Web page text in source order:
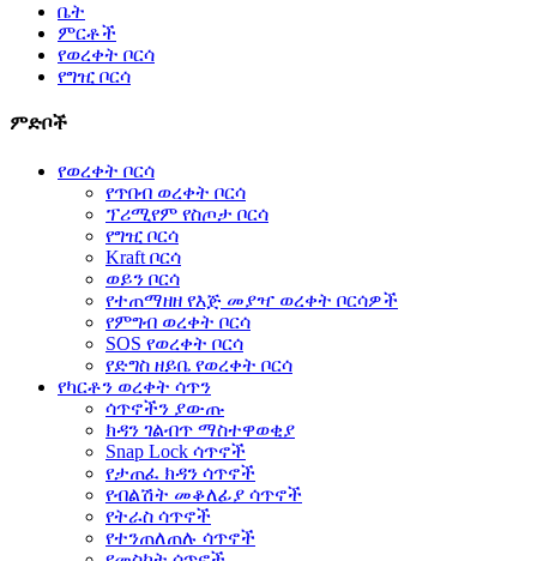
ቤት
ምርቶች
የወረቀት ቦርሳ
የግዢ ቦርሳ
ምድቦች
የወረቀት ቦርሳ
የጥበብ ወረቀት ቦርሳ
ፕሪሚየም የስጦታ ቦርሳ
የግዢ ቦርሳ
Kraft ቦርሳ
ወይን ቦርሳ
የተጠማዘዘ የእጅ መያዣ ወረቀት ቦርሳዎች
የምግብ ወረቀት ቦርሳ
SOS የወረቀት ቦርሳ
የድግስ ዘይቤ የወረቀት ቦርሳ
የካርቶን ወረቀት ሳጥን
ሳጥኖችን ያውጡ
ክዳን ገልብጥ ማስተዋወቂያ
Snap Lock ሳጥኖች
የታጠፈ ክዳን ሳጥኖች
የብልሽት መቆለፊያ ሳጥኖች
የትራስ ሳጥኖች
የተንጠለጠሉ ሳጥኖች